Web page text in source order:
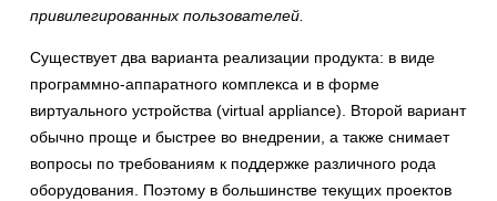
привилегированных пользователей.
Существует два варианта реализации продукта: в виде
программно-аппаратного комплекса и в форме
виртуального устройства (virtual appliance). Второй вариант
обычно проще и быстрее во внедрении, а также снимает
вопросы по требованиям к поддержке различного рода
оборудования. Поэтому в большинстве текущих проектов